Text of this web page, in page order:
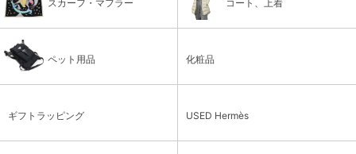
スカーフ・マフラー コート、上着
ペット用品 化粧品
ギフトラッピング USED Hermès